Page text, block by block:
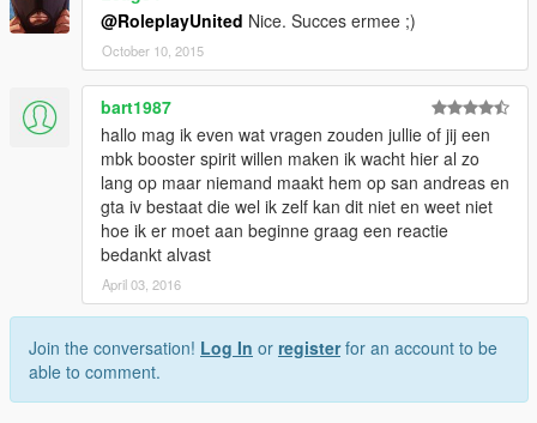
@RoleplayUnited Nice. Succes ermee ;)
October 10, 2015
bart1987
hallo mag ik even wat vragen zouden jullie of jij een
mbk booster spirit willen maken ik wacht hier al zo
lang op maar niemand maakt hem op san andreas en
gta iv bestaat die wel ik zelf kan dit niet en weet niet
hoe ik er moet aan beginne graag een reactie
bedankt alvast
April 03, 2016
Join the conversation! Log In or registerfor an account to be
able to comment.